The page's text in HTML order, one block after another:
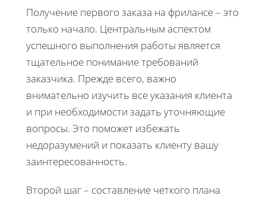
Получение первого заказа на фрилансе – это
только начало. Центральным аспектом
успешного выполнения работы является
тщательное понимание требований
заказчика. Прежде всего, важно
внимательно изучить все указания клиента
и при необходимости задать уточняющие
вопросы. Это поможет избежать
недоразумений и показать клиенту вашу
заинтересованность.
Второй шаг – составление четкого плана